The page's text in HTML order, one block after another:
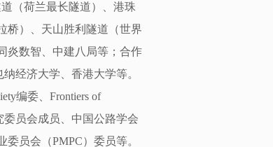
（荷兰最长隧道）、港珠
桥）、天山胜利隧道（世界
炎数智、中建八局等；合作
经济大学、香港大学等。
编委、Frontiers of
委员会成员、中国公路学会
员会（PMPC）委员等。